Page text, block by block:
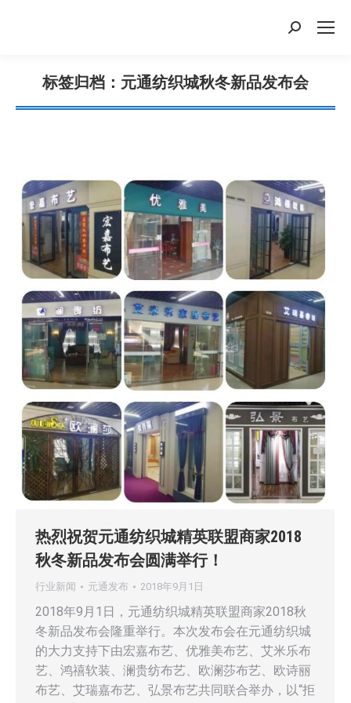
搜
标签归档： 元通纺织城秋冬新品发布会
您在这里：
热烈祝贺元通纺织城精英联盟商家2018
秋冬新品发布会圆满举行！
行业新闻 元通发布 2018年9月1日
2018年9月1日，元通纺织城精英联盟商家2018秋
冬新品发布会隆重举行。本次发布会在元通纺织城
的大力支持下由宏嘉布艺、优雅美布艺、艾米乐布
艺、鸿禧软装、澜贵纺布艺、欧澜莎布艺、欧诗丽
布艺、艾瑞嘉布艺、弘景布艺共同联合举办，以“拒